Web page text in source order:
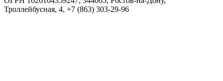
Троллейбусная, 4, +7 (863) 303-29-96